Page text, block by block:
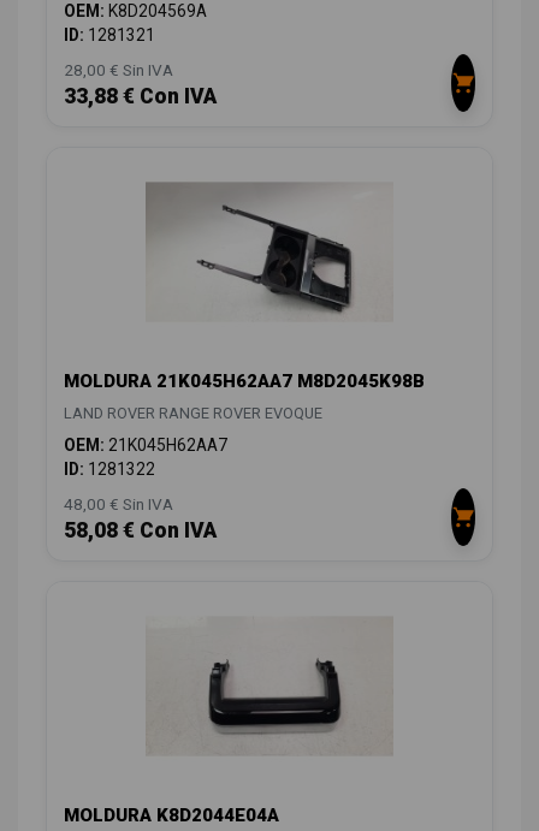
OEM: K8D204569A
ID: 1281321
28,00 € Sin IVA
33,88 € Con IVA
MOLDURA 21K045H62AA7 M8D2045K98B
LAND ROVER RANGE ROVER EVOQUE
OEM: 21K045H62AA7
ID: 1281322
48,00 € Sin IVA
58,08 € Con IVA
MOLDURA K8D2044E04A